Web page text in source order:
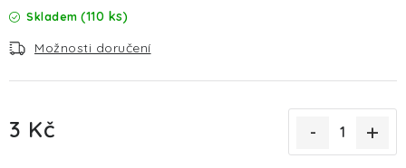
Skladem (110 ks)
Možnosti doručení
3 Kč